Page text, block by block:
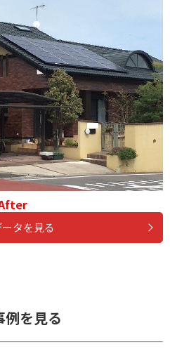
タを見る
例を見る